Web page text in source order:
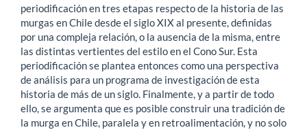
periodificación en tres etapas respecto de la historia de las
murgas en Chile desde el siglo XIX al presente, definidas
por una compleja relación, o la ausencia de la misma, entre
las distintas vertientes del estilo en el Cono Sur. Esta
periodificación se plantea entonces como una perspectiva
de análisis para un programa de investigación de esta
historia de más de un siglo. Finalmente, y a partir de todo
ello, se argumenta que es posible construir una tradición de
la murga en Chile, paralela y en retroalimentación, y no solo